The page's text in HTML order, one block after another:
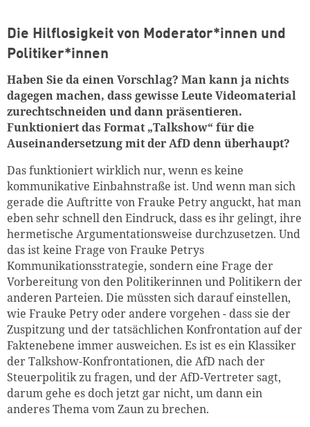
Die Hilflosigkeit von Moderator*innen und
Politiker*innen
Haben Sie da einen Vorschlag? Man kann ja nichts
dagegen machen, dass gewisse Leute Videomaterial
zurechtschneiden und dann präsentieren.
Funktioniert das Format „Talkshow“ für die
Auseinandersetzung mit der AfD denn überhaupt?
Das funktioniert wirklich nur, wenn es keine
kommunikative Einbahnstraße ist. Und wenn man sich
gerade die Auftritte von Frauke Petry anguckt, hat man
eben sehr schnell den Eindruck, dass es ihr gelingt, ihre
hermetische Argumentationsweise durchzusetzen. Und
das ist keine Frage von Frauke Petrys
Kommunikationsstrategie, sondern eine Frage der
Vorbereitung von den Politikerinnen und Politikern der
anderen Parteien. Die müssten sich darauf einstellen,
wie Frauke Petry oder andere vorgehen - dass sie der
Zuspitzung und der tatsächlichen Konfrontation auf der
Faktenebene immer ausweichen. Es ist es ein Klassiker
der Talkshow-Konfrontationen, die AfD nach der
Steuerpolitik zu fragen, und der AfD-Vertreter sagt,
darum gehe es doch jetzt gar nicht, um dann ein
anderes Thema vom Zaun zu brechen.